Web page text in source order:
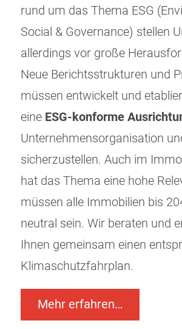
rund um das Thema ESG
Social & Governance) stellen
allerdings vor große
Neue Berichtsstrukturen und
müssen entwickelt und
eine ESG-konforme
Unternehmensorganisation
sicherzustellen. Auch im
hat das Thema eine hohe
müssen alle Immobilien bis
neutral sein. Wir beraten und
Ihnen gemeinsam einen
Klimaschutzfahrplan.
Mehr erfahren…